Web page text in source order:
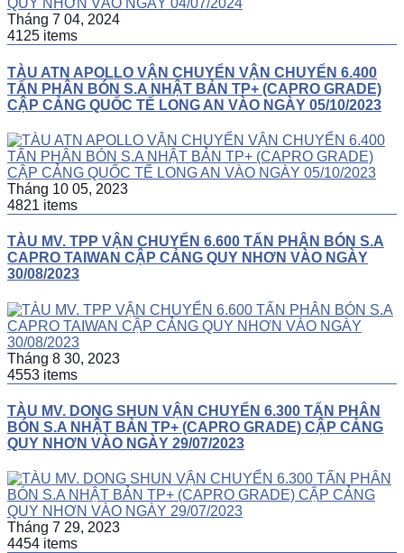
Tháng 7 04, 2024
4125 items
TÀU ATN APOLLO VẬN CHUYỂN VẬN CHUYỂN 6.400
TẤN PHÂN BÓN S.A NHẬT BẢN TP+ (CAPRO GRADE)
CẬP CẢNG QUỐC TẾ LONG AN VÀO NGÀY 05/10/2023
Tháng 10 05, 2023
4821 items
TÀU MV. TPP VẬN CHUYỂN 6.600 TẤN PHÂN BÓN S.A
CAPRO TAIWAN CẬP CẢNG QUY NHƠN VÀO NGÀY
30/08/2023
Tháng 8 30, 2023
4553 items
TÀU MV. DONG SHUN VẬN CHUYỂN 6.300 TẤN PHÂN
BÓN S.A NHẬT BẢN TP+ (CAPRO GRADE) CẬP CẢNG
QUY NHƠN VÀO NGÀY 29/07/2023
Tháng 7 29, 2023
4454 items